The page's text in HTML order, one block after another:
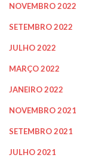
NOVEMBRO 2022
SETEMBRO 2022
JULHO 2022
MARÇO 2022
JANEIRO 2022
NOVEMBRO 2021
SETEMBRO 2021
JULHO 2021